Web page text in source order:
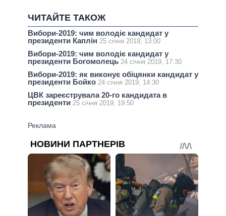
ЧИТАЙТЕ ТАКОЖ
Вибори-2019: чим володіє кандидат у
президенти Каплін 25 січня 2019, 13:00
Вибори-2019: чим володіє кандидат у
президенти Богомолець 24 січня 2019, 17:30
Вибори-2019: як виконує обіцянки кандидат у
президенти Бойко 24 січня 2019, 14:30
ЦВК зареєструвала 20-го кандидата в
президенти 25 січня 2019, 19:50